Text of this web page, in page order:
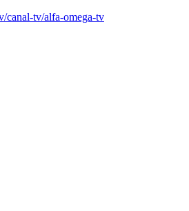
canal-tv/alfa-omega-tv